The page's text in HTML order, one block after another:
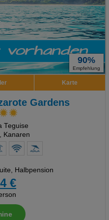
90%
Empfehlung
Karte
Gardens
Teguise
Kanaren
Halbpension
€